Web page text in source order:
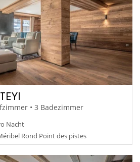
• 3 Badezimmer
Nacht
Rond Point des pistes